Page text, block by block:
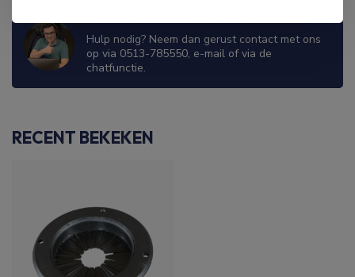
WIJ ZIJN ER OM JE TE HELPEN!
Hulp nodig? Neem dan gerust contact met ons
op via 0513-785550, e-mail of via de
chatfunctie.
RECENT BEKEKEN